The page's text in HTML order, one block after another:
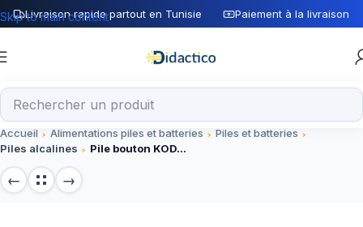
Livraison rapide partout en Tunisie Paiement à la livraison
Skip to main content
Accueil Alimentations piles et batteries
Piles et batteries
Piles alcalines
Pile bouton KODAK MAX CR2016